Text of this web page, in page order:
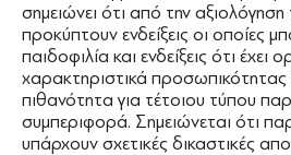
σημειώνει ότι από την
προκύπτουν ενδείξεις οι οποίες
παιδοφιλία και ενδείξεις ότι έχει
χαρακτηριστικά
πιθανότητα για τέτοιου τύπου
συμπεριφορά. Σημειώνεται ότι
υπάρχουν σχετικές δικαστικές